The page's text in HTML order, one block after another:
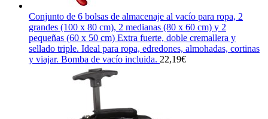
Conjunto de 6 bolsas de almacenaje al vacío para ropa, 2
grandes (100 x 80 cm), 2 medianas (80 x 60 cm) y 2
pequeñas (60 x 50 cm) Extra fuerte, doble cremallera y
sellado triple. Ideal para ropa, edredones, almohadas, cortinas
y viajar. Bomba de vacío incluida. 22,19€